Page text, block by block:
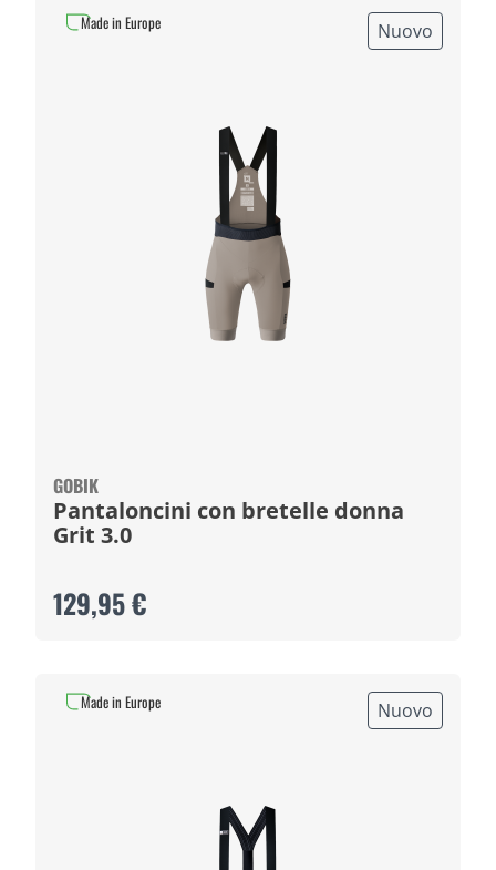
Nuovo
GOBIK
Pantaloncini con bretelle donna
Grit 3.0
129,95 €
Made in Europe
Nuovo
Made in Europe